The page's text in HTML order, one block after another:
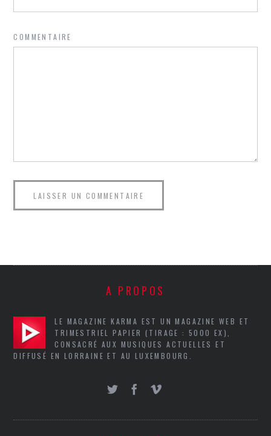
COMMENTAIRE
A PROPOS
LE MAGAZINE KARMA EST UN MAGAZINE WEB ET
TRIMESTRIEL PAPIER (TIRAGE : 5000 EX),
CONSACRÉ AUX MUSIQUES ACTUELLES ET
DIFFUSÉ EN LORRAINE ET AU LUXEMBOURG.